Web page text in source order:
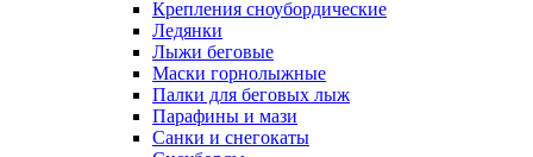
Крепления сноубордические
Ледянки
Лыжи беговые
Маски горнолыжные
Палки для беговых лыж
Парафины и мази
Санки и снегокаты